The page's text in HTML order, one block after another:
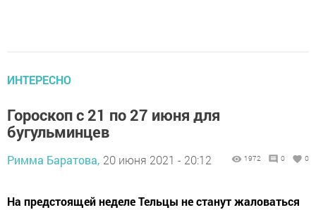
ИНТЕРЕСНО
Гороскоп с 21 по 27 июня для
бугульминцев
Римма Баратова, 20 июня 2021 - 20:12 1972 0 0
На предстоящей неделе Тельцы не станут жаловаться